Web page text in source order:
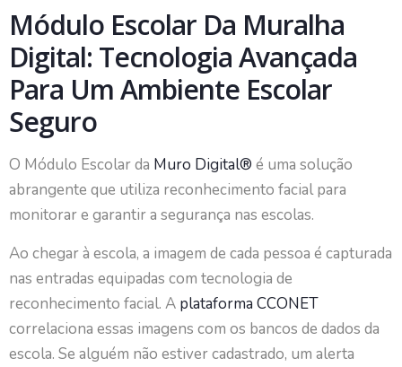
Módulo Escolar Da Muralha
Digital: Tecnologia Avançada
Para Um Ambiente Escolar
Seguro
O Módulo Escolar da Muro Digital® é uma solução
abrangente que utiliza reconhecimento facial para
monitorar e garantir a segurança nas escolas.
Ao chegar à escola, a imagem de cada pessoa é capturada
nas entradas equipadas com tecnologia de
reconhecimento facial. A plataforma CCONET
correlaciona essas imagens com os bancos de dados da
escola. Se alguém não estiver cadastrado, um alerta